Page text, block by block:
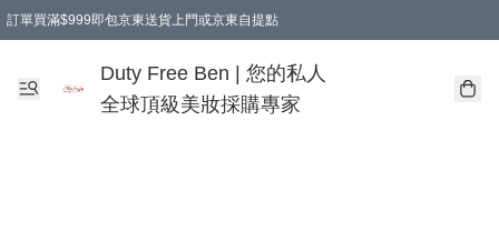
訂單買滿$999即包京東送貨上門或京東自提點
Duty Free Ben | 您的私人
全球頂級美妝採購專家